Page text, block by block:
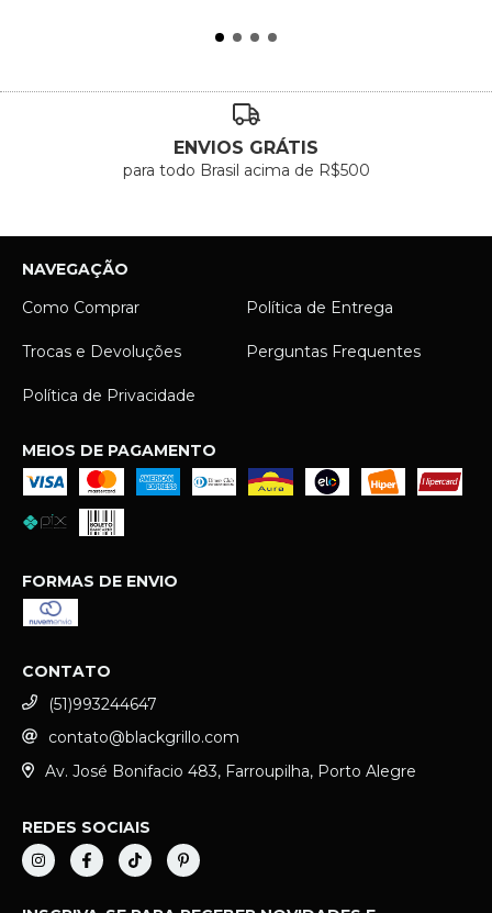
ENVIOS GRÁTIS
para todo Brasil acima de R$500
NAVEGAÇÃO
Como Comprar
Política de Entrega
Trocas e Devoluções Perguntas Frequentes
Política de Privacidade
MEIOS DE PAGAMENTO
FORMAS DE ENVIO
CONTATO
(51)993244647
contato@blackgrillo.com
Av. José Bonifacio 483, Farroupilha, Porto Alegre
REDES SOCIAIS